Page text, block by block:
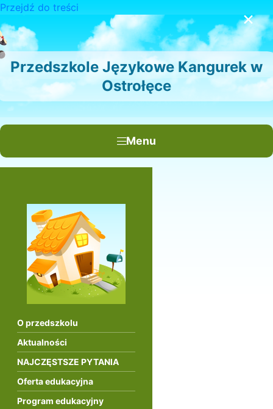
Przejdź do treści
Przedszkole Językowe Kangurek w
Ostrołęce
Menu
×
O przedszkolu
Aktualności
NAJCZĘSTSZE PYTANIA
Oferta edukacyjna
Program edukacyjny